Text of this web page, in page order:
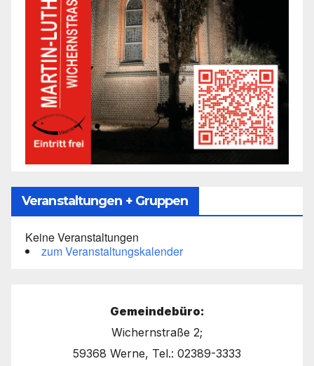
Veranstaltungen + Gruppen
Keine Veranstaltungen
zum Veranstaltungskalender
Gemeindebüro:
Wichernstraße 2;
59368 Werne, Tel.: 02389-3333